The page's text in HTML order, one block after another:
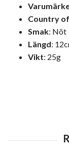
Country
Smak: Nöt
Längd:
Vikt: 25g